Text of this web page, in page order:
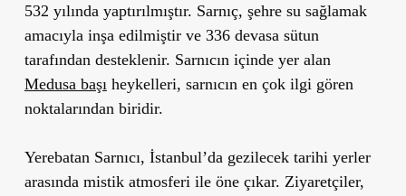
532 yılında yaptırılmıştır. Sarnıç, şehre su sağlamak
amacıyla inşa edilmiştir ve 336 devasa sütun
tarafından desteklenir. Sarnıcın içinde yer alan
Medusa başı heykelleri, sarnıcın en çok ilgi gören
noktalarından biridir.
Yerebatan Sarnıcı, İstanbul’da gezilecek tarihi yerler
arasında mistik atmosferi ile öne çıkar. Ziyaretçiler,